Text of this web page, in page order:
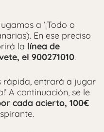
a ‘¡Todo o
En ese preciso
la línea de
el 900271010.
rápida, entrará a jugar
A continuación, se le
cada acierto, 100€